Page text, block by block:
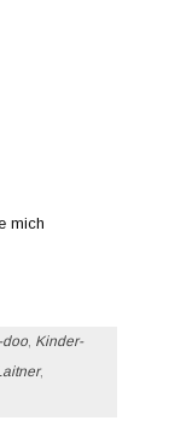
mich
doo Kinder-
,